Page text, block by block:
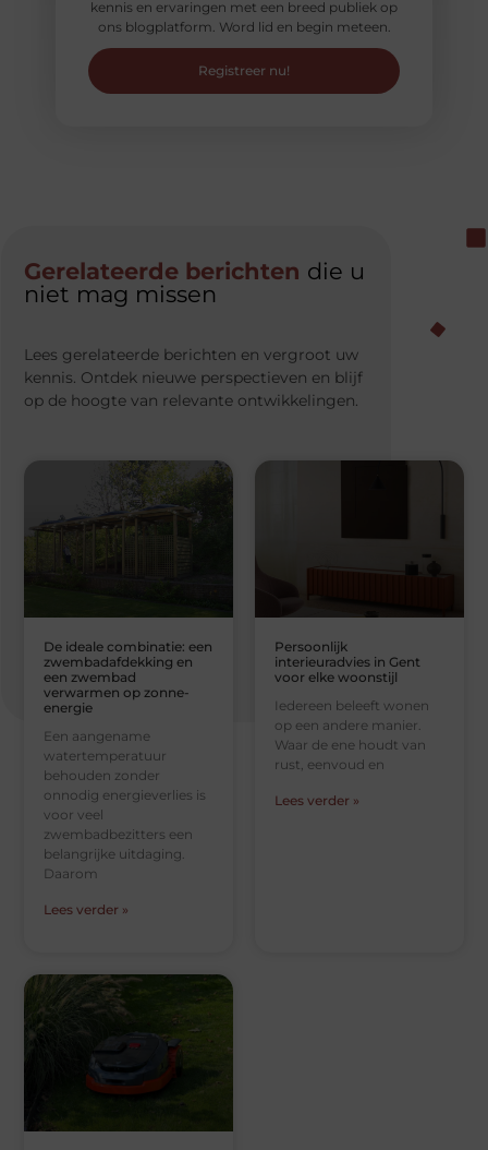
kennis en ervaringen met een breed publiek op
ons blogplatform. Word lid en begin meteen.
Registreer nu!
Gerelateerde berichten die u
niet mag missen
Lees gerelateerde berichten en vergroot uw
kennis. Ontdek nieuwe perspectieven en blijf
op de hoogte van relevante ontwikkelingen.
De ideale combinatie: een
zwembadafdekking en
een zwembad
verwarmen op zonne-
energie
Een aangename
watertemperatuur
behouden zonder
onnodig energieverlies is
voor veel
zwembadbezitters een
belangrijke uitdaging.
Daarom
Lees verder »
Persoonlijk
interieuradvies in Gent
voor elke woonstijl
Iedereen beleeft wonen
op een andere manier.
Waar de ene houdt van
rust, eenvoud en
Lees verder »